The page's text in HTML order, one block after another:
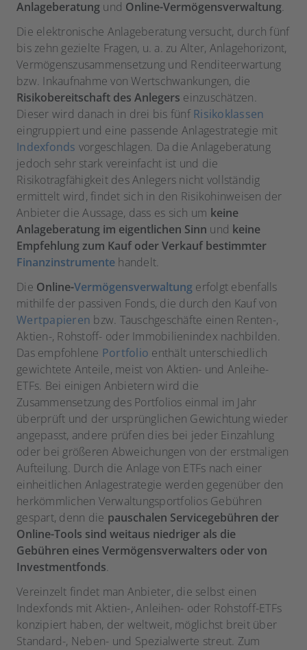
Anlageberatung und Online-Vermögensverwaltung.
Die elektronische Anlageberatung versucht, durch fünf
bis zehn gezielte Fragen, u. a. zu Alter, Anlagehorizont,
Vermögenszusammensetzung und Renditeerwartung
bzw. Inkaufnahme von Wertschwankungen, die
Risikobereitschaft des Anlegers einzuschätzen.
Dieser wird danach in drei bis fünfRisikoklassen
eingruppiert und eine passende Anlagestrategie mit
Indexfonds vorgeschlagen. Da die Anlageberatung
jedoch sehr stark vereinfacht ist und die
Risikotragfähigkeit des Anlegers nicht vollständig
ermittelt wird, findet sich in den Risikohinweisen der
Anbieter die Aussage, dass es sich um keine
Anlageberatung im eigentlichen Sinn und keine
Empfehlung zum Kauf oder Verkauf bestimmter
Finanzinstrumente handelt.
Die Online-Vermögensverwaltung erfolgt ebenfalls
mithilfe der passiven Fonds, die durch den Kauf von
Wertpapieren bzw. Tauschgeschäfte einen Renten-,
Aktien-, Rohstoff- oder Immobilienindex nachbilden.
Das empfohlene Portfolio enthält unterschiedlich
gewichtete Anteile, meist von Aktien- und Anleihe-
ETFs. Bei einigen Anbietern wird die
Zusammensetzung des Portfolios einmal im Jahr
überprüft und der ursprünglichen Gewichtung wieder
angepasst, andere prüfen dies bei jeder Einzahlung
oder bei größeren Abweichungen von der erstmaligen
Aufteilung. Durch die Anlage von ETFs nach einer
einheitlichen Anlagestrategie werden gegenüber den
herkömmlichen Verwaltungsportfolios Gebühren
gespart, denn die pauschalen Servicegebühren der
Online-Tools sind weitaus niedriger als die
Gebühren eines Vermögensverwalters oder von
Investmentfonds.
Vereinzelt findet man Anbieter, die selbst einen
Indexfonds mit Aktien-, Anleihen- oder Rohstoff-ETFs
konzipiert haben, der weltweit, möglichst breit über
Standard-, Neben- und Spezialwerte streut. Zum